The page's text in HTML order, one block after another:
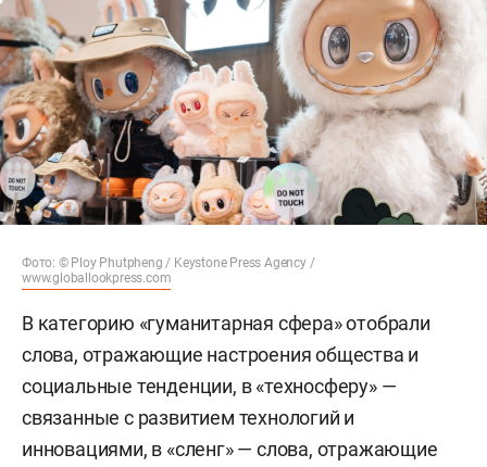
Фото: © Ploy Phutpheng / Keystone Press Agency /
www.globallookpress.com
В категорию «гуманитарная сфера» отобрали
слова, отражающие настроения общества и
социальные тенденции, в «техносферу» —
связанные с развитием технологий и
инновациями, в «сленг» — слова, отражающие